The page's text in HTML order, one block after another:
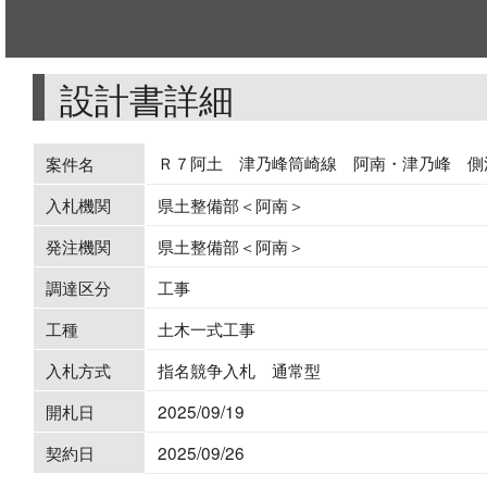
設計書詳細
案件名
Ｒ７阿土 津乃峰筒崎線 阿南・津乃峰 側
入札機関
県土整備部＜阿南＞
発注機関
県土整備部＜阿南＞
調達区分
工事
工種
土木一式工事
入札方式
指名競争入札 通常型
開札日
2025/09/19
契約日
2025/09/26